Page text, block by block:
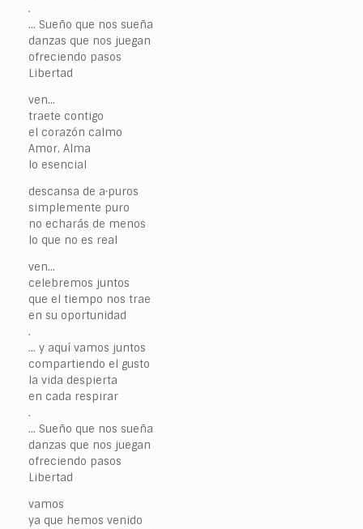
.
… Sueño que nos sueña
danzas que nos juegan
ofreciendo pasos
Libertad
ven…
traete contigo
el corazón calmo
Amor, Alma
lo esencial
descansa de a·puros
simplemente puro
no echarás de menos
lo que no es real
ven…
celebremos juntos
que el tiempo nos trae
en su oportunidad
.
… y aquí vamos juntos
compartiendo el gusto
la vida despierta
en cada respirar
.
… Sueño que nos sueña
danzas que nos juegan
ofreciendo pasos
Libertad
vamos
ya que hemos venido